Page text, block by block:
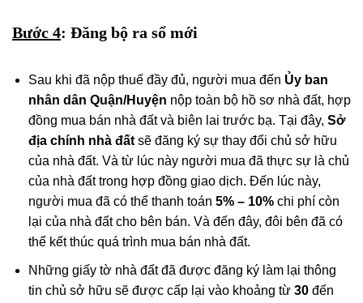
Bước 4: Đăng bộ ra sổ mới
Sau khi đã nộp thuế đầy đủ, người mua đến Ủy ban
nhân dân Quận/Huyện nộp toàn bộ hồ sơ nhà đất, hợp
đồng mua bán nhà đất và biên lai trước bạ. Tại đây, Sở
địa chính nhà đất sẽ đăng ký sự thay đổi chủ sở hữu
của nhà đất. Và từ lúc này người mua đã thực sự là chủ
của nhà đất trong hợp đồng giao dịch. Đến lúc này,
người mua đã có thể thanh toán 5% – 10% chi phí còn
lại của nhà đất cho bên bán. Và đến đây, đôi bên đã có
thể kết thúc quá trình mua bán nhà đất.
Những giấy tờ nhà đất đã được đăng ký làm lại thông
tin chủ sở hữu sẽ được cấp lại vào khoảng từ 30 đến